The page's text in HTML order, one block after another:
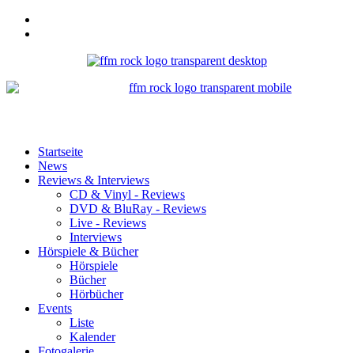
Startseite
News
Reviews & Interviews
CD & Vinyl - Reviews
DVD & BluRay - Reviews
Live - Reviews
Interviews
Hörspiele & Bücher
Hörspiele
Bücher
Hörbücher
Events
Liste
Kalender